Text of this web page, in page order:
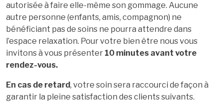
autorisée à faire elle-même son gommage. Aucune
autre personne (enfants, amis, compagnon) ne
bénéficiant pas de soins ne pourra attendre dans
l’espace relaxation. Pour votre bien être nous vous
invitons à vous présenter 10 minutes avant votre
rendez-vous.
En cas de retard, votre soin sera raccourci de façon à
garantir la pleine satisfaction des clients suivants.